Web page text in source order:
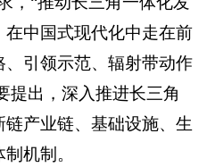
在中国式现代化中走在前
引领示范、辐射带动作
提出，深入推进长三角
产业链、基础设施、生
机制。